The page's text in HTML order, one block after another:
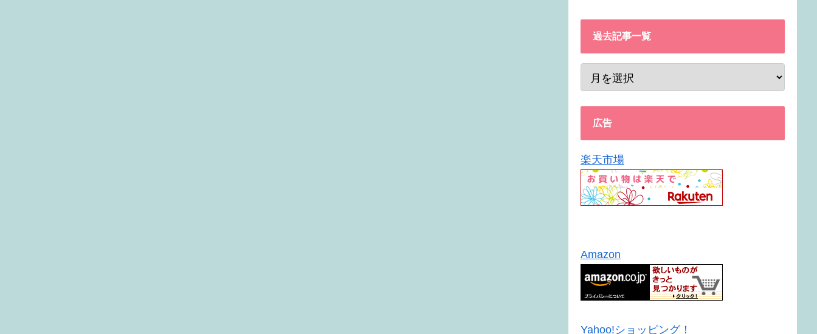
過去記事一覧
広告
楽天市場
Amazon
Yahoo!ショッピング！